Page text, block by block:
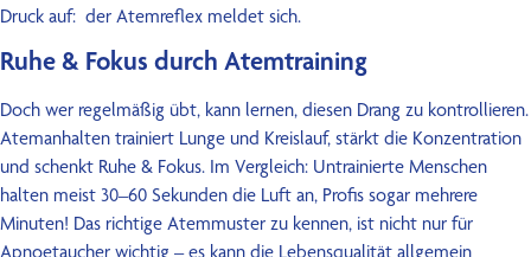
Druck auf: der Atemreflex meldet sich.
Ruhe & Fokus durch Atemtraining
Doch wer regelmäßig übt, kann lernen, diesen Drang zu kontrollieren.
Atemanhalten trainiert Lunge und Kreislauf, stärkt die Konzentration
und schenkt Ruhe & Fokus. Im Vergleich: Untrainierte Menschen
halten meist 30–60 Sekunden die Luft an, Profis sogar mehrere
Minuten! Das richtige Atemmuster zu kennen, ist nicht nur für
Apnoetaucher wichtig – es kann die Lebensqualität allgemein